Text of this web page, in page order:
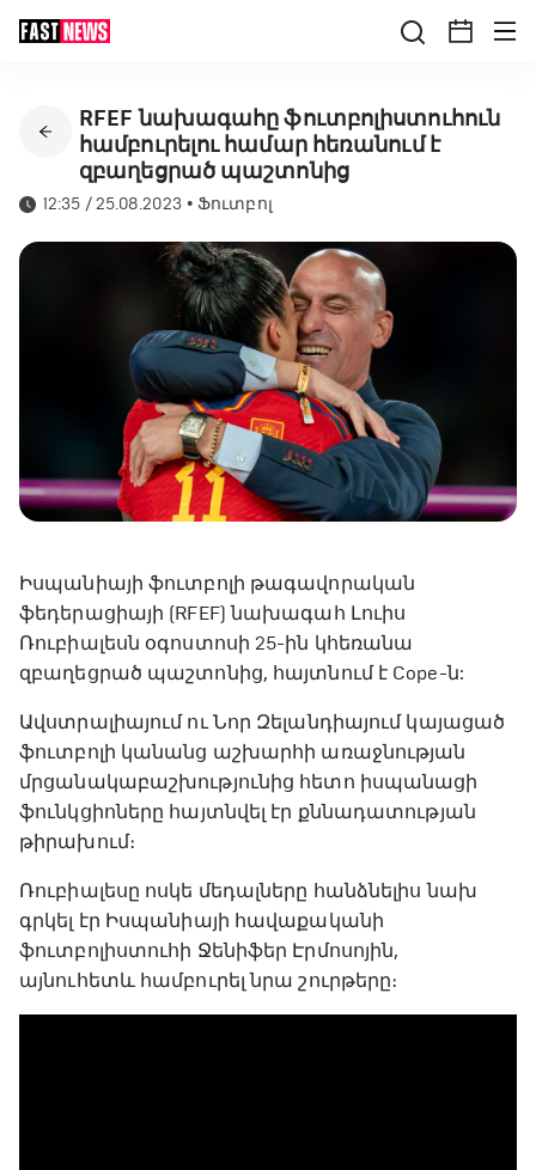
RFEF նախագահը ֆուտբոլիստուհուն
համբուրելու համար հեռանում է
զբաղեցրած պաշտոնից
12:35 / 25.08.2023 •Ֆուտբոլ
Իսպանիայի ֆուտբոլի թագավորական
ֆեդերացիայի (RFEF) նախագահ Լուիս
Ռուբիալեսն օգոստոսի 25-ին կհեռանա
զբաղեցրած պաշտոնից, հայտնում է Cope-ն:
Ավստրալիայում ու Նոր Զելանդիայում կայացած
ֆուտբոլի կանանց աշխարհի առաջնության
մրցանակաբաշխությունից հետո իսպանացի
ֆունկցիոները հայտնվել էր քննադատության
թիրախում։
Ռուբիալեսը ոսկե մեդալները հանձնելիս նախ
գրկել էր Իսպանիայի հավաքականի
ֆուտբոլիստուհի Ջենիֆեր Էրմոսոյին,
այնուհետև համբուրել նրա շուրթերը։